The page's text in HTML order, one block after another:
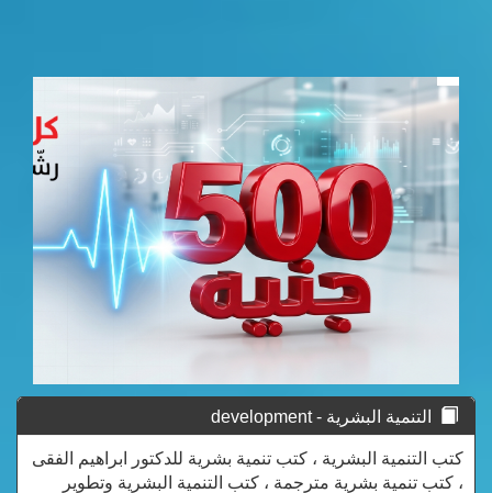
التنمية البشرية - development
كتب التنمية البشرية ، كتب تنمية بشرية للدكتور ابراهيم الفقى
، كتب تنمية بشرية مترجمة ، كتب التنمية البشرية وتطوير